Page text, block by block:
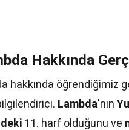
Hakkında
hakkında öğrendiğimiz
Lambda'nın
11. harf olduğunu ve